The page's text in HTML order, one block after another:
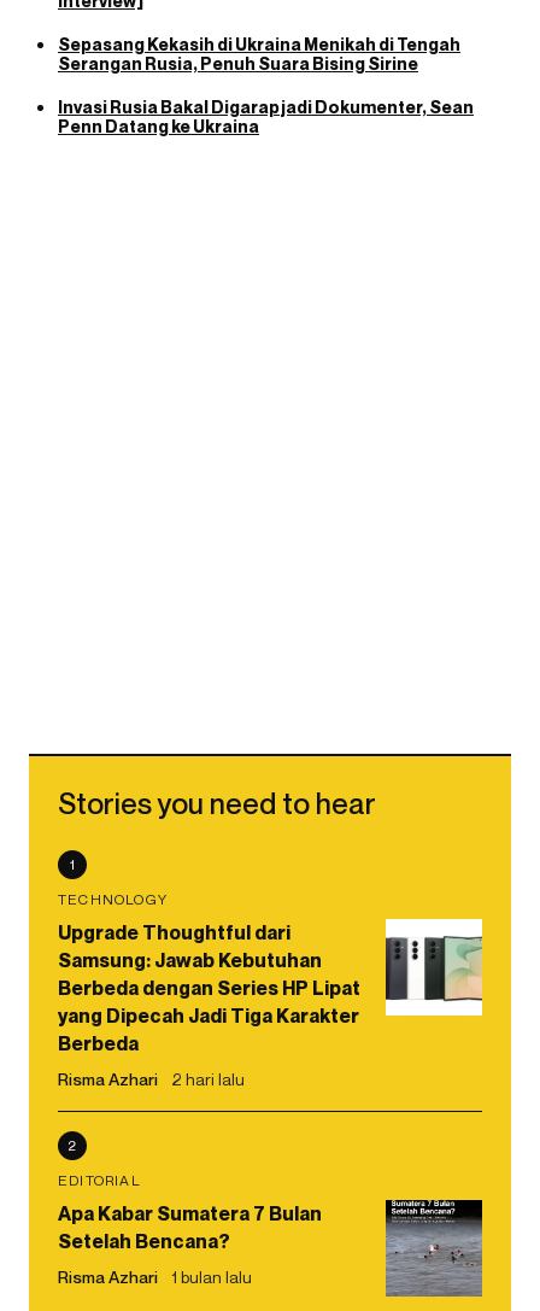
Sepasang Kekasih di Ukraina Menikah di Tengah
Serangan Rusia, Penuh Suara Bising Sirine
Invasi Rusia Bakal Digarap jadi Dokumenter, Sean
Penn Datang ke Ukraina
Stories you need to hear
1
TECHNOLOGY
Upgrade Thoughtful dari
Samsung: Jawab Kebutuhan
Berbeda dengan Series HP Lipat
yang Dipecah Jadi Tiga Karakter
Berbeda
Risma Azhari 2 hari lalu
2
EDITORIAL
Apa Kabar Sumatera 7 Bulan
Setelah Bencana?
Risma Azhari 1 bulan lalu